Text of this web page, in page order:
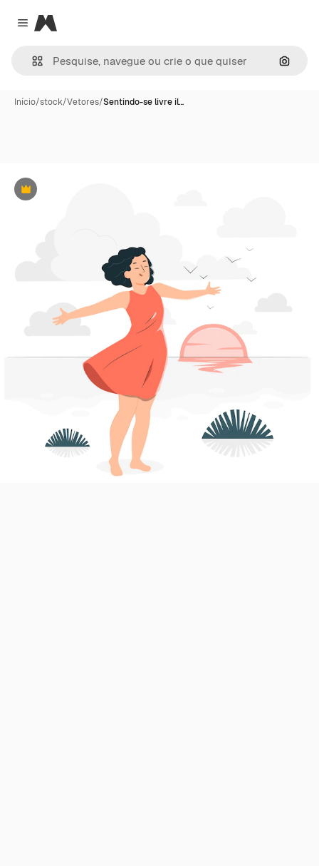
Close menu
Magnific
Início/stock/Vetores/Sentindo-se livre il…
Premium